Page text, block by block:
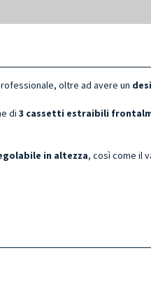
oltre ad avere un
di 3 cassetti estraibili
in altezza, così come il